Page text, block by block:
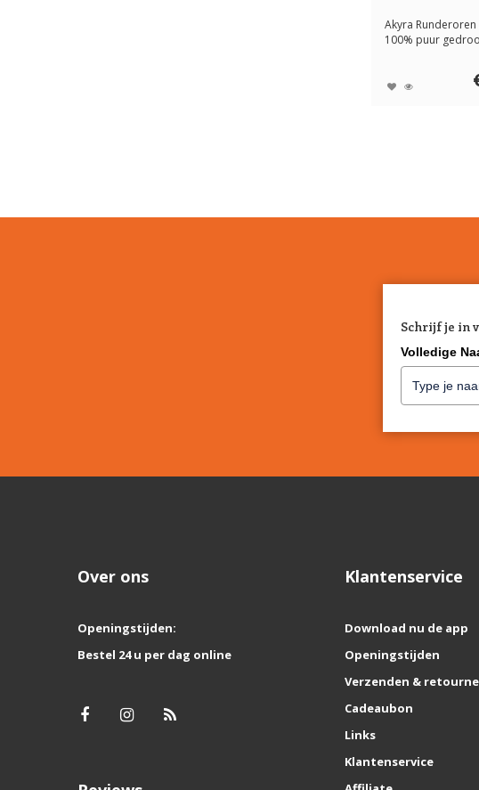
Akyra Runderoren
100% puur
Schrijf je in
Volledige
Over ons
Openingstijden:
Bestel 24 u per dag online
Klantenservice
Download nu de app
Openingstijden
Verzenden &
Cadeaubon
Links
Klantenservice